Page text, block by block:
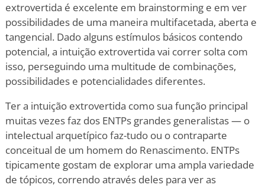
extrovertida é excelente em brainstorming e em ver
possibilidades de uma maneira multifacetada, aberta e
tangencial. Dado alguns estímulos básicos contendo
potencial, a intuição extrovertida vai correr solta com
isso, perseguindo uma multitude de combinações,
possibilidades e potencialidades diferentes.
Ter a intuição extrovertida como sua função principal
muitas vezes faz dos ENTPs grandes generalistas — o
intelectual arquetípico faz-tudo ou o contraparte
conceitual de um homem do Renascimento. ENTPs
tipicamente gostam de explorar uma ampla variedade
de tópicos, correndo através deles para ver as